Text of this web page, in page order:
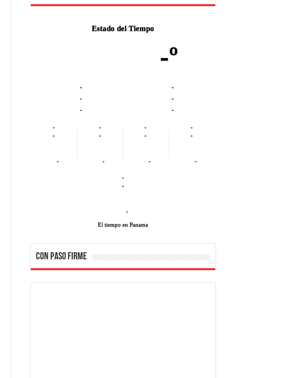
Estado del Tiempo
-º
-
-
-
-
-
-
-
-
-
-
-
-
-
-
-
-
-
-
-
-
-
El tiempo en Panama
CON PASO FIRME